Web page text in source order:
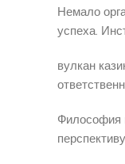
Немало
успеха.
вулкан
Философия